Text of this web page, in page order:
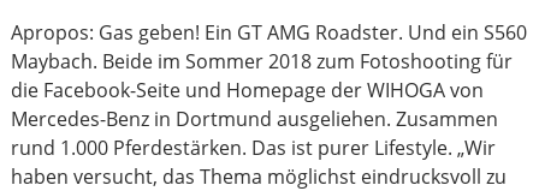
Apropos: Gas geben! Ein GT AMG Roadster. Und ein S560
Maybach. Beide im Sommer 2018 zum Fotoshooting für
die Facebook-Seite und Homepage der WIHOGA von
Mercedes-Benz in Dortmund ausgeliehen. Zusammen
rund 1.000 Pferdestärken. Das ist purer Lifestyle. „Wir
haben versucht, das Thema möglichst eindrucksvoll zu